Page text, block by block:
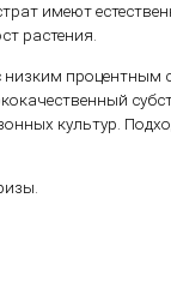
имеют
растения.
низким процентным
культур.